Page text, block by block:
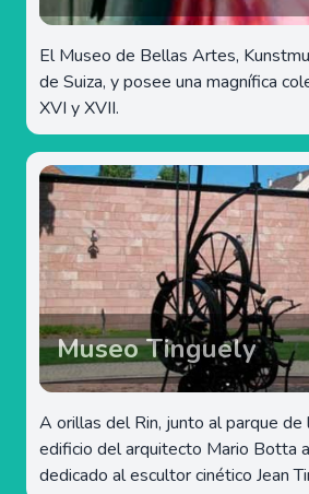
El Museo de Bellas Artes,
de Suiza, y posee una magnífica
XVI y XVII.
Museo Tinguely
A orillas del Rin, junto al parque de
edificio del arquitecto Mario Botta
dedicado al escultor cinético Jean